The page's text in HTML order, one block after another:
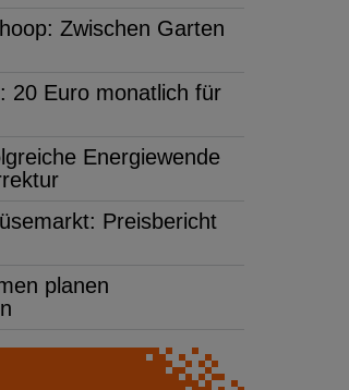
Zwischen Garten
20 Euro monatlich für
Energiewende
Preisbericht
planen